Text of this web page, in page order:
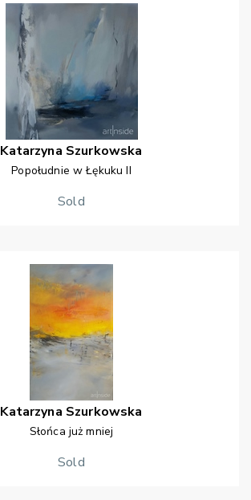
Katarzyna Szurkowska
Popołudnie w Łękuku II
Sold
Katarzyna Szurkowska
Słońca już mniej
Sold